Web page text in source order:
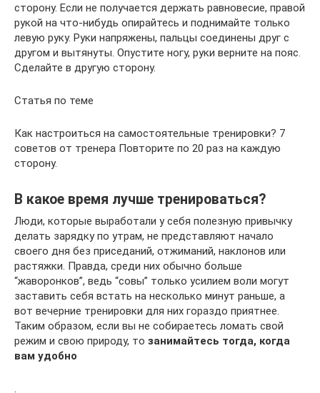
сторону. Если не получается держать равновесие, правой
рукой на что-нибудь опирайтесь и поднимайте только
левую руку. Руки напряжены, пальцы соединены друг с
другом и вытянуты. Опустите ногу, руки верните на пояс.
Сделайте в другую сторону.
Статья по теме
Как настроиться на самостоятельные тренировки? 7
советов от тренера Повторите по 20 раз на каждую
сторону.
В какое время лучше тренироваться?
Люди, которые выработали у себя полезную привычку
делать зарядку по утрам, не представляют начало
своего дня без приседаний, отжиманий, наклонов или
растяжки. Правда, среди них обычно больше
“жаворонков”, ведь “совы” только усилием воли могут
заставить себя встать на несколько минут раньше, а
вот вечерние тренировки для них гораздо приятнее.
Таким образом, если вы не собираетесь ломать свой
режим и свою природу, то занимайтесь тогда, когда
вам удобно